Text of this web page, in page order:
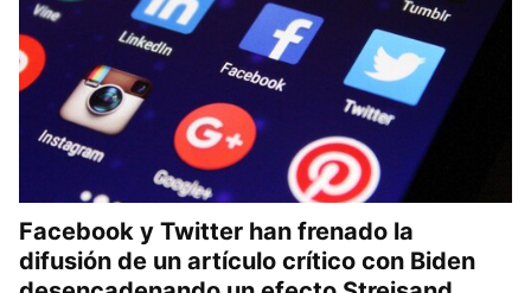
Facebook y Twitter han frenado la
difusión de un artículo crítico con Biden